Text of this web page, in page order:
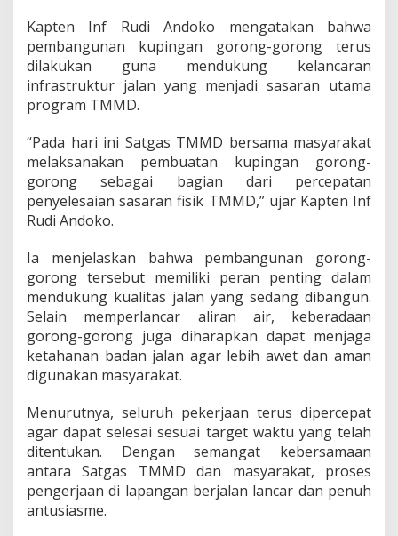
k
t
D
e
a
a
M
a
m
u
r
Kapten Inf Rudi Andoko mengatakan bahwa
pembangunan kupingan gorong-gorong terus
dilakukan guna mendukung kelancaran
infrastruktur jalan yang menjadi sasaran utama
program TMMD.
“Pada hari ini Satgas TMMD bersama masyarakat
melaksanakan pembuatan kupingan gorong-
gorong sebagai bagian dari percepatan
penyelesaian sasaran fisik TMMD,” ujar Kapten Inf
Rudi Andoko.
Ia menjelaskan bahwa pembangunan gorong-
gorong tersebut memiliki peran penting dalam
mendukung kualitas jalan yang sedang dibangun.
Selain memperlancar aliran air, keberadaan
gorong-gorong juga diharapkan dapat menjaga
ketahanan badan jalan agar lebih awet dan aman
digunakan masyarakat.
Menurutnya, seluruh pekerjaan terus dipercepat
agar dapat selesai sesuai target waktu yang telah
ditentukan. Dengan semangat kebersamaan
antara Satgas TMMD dan masyarakat, proses
pengerjaan di lapangan berjalan lancar dan penuh
antusiasme.